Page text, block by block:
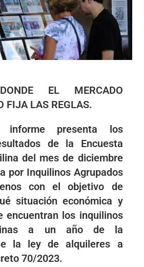
EL MERCADO
FIJA LAS REGLAS.
informe presenta los
de la Encuesta
del mes de diciembre
por Inquilinos Agrupados
con el objetivo de
situación económica y
encuentran los inquilinos
a un año de la
la ley de alquileres a
70/2023.